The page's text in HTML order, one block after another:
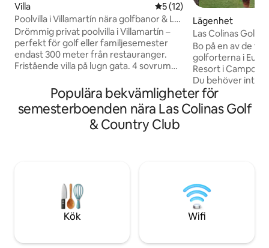
Villa 5 av 5 i genomsnittligt
5 (12)
Poolvilla i Villamartín nära golfbanor & La
Zenia
Drömmig privat poolvilla i Villamartín –
perfekt för golf eller familjesemester
endast 300 meter från restauranger.
Fristående villa på lugn gata. 4 sovrum
familjer eller golfresor med vänner. Njut
av egen pool och lummig trädgård–
samtidigt som ni har restauranger, barer
och Centro Comercial La Fuente endast
Lägenhet
Las Colinas Golf -
Bo på en av de
golforterna i
Resort i
Du behöver inte
njuta av denna
Andra faciliteter:
padel/ tennis och
välkomna registreringsnummer: VT-
503336-A
Populära bekvämligheter för
semesterboenden nära Las Colinas Golf
& Country Club
Kök Wifi